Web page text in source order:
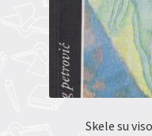
Skele su